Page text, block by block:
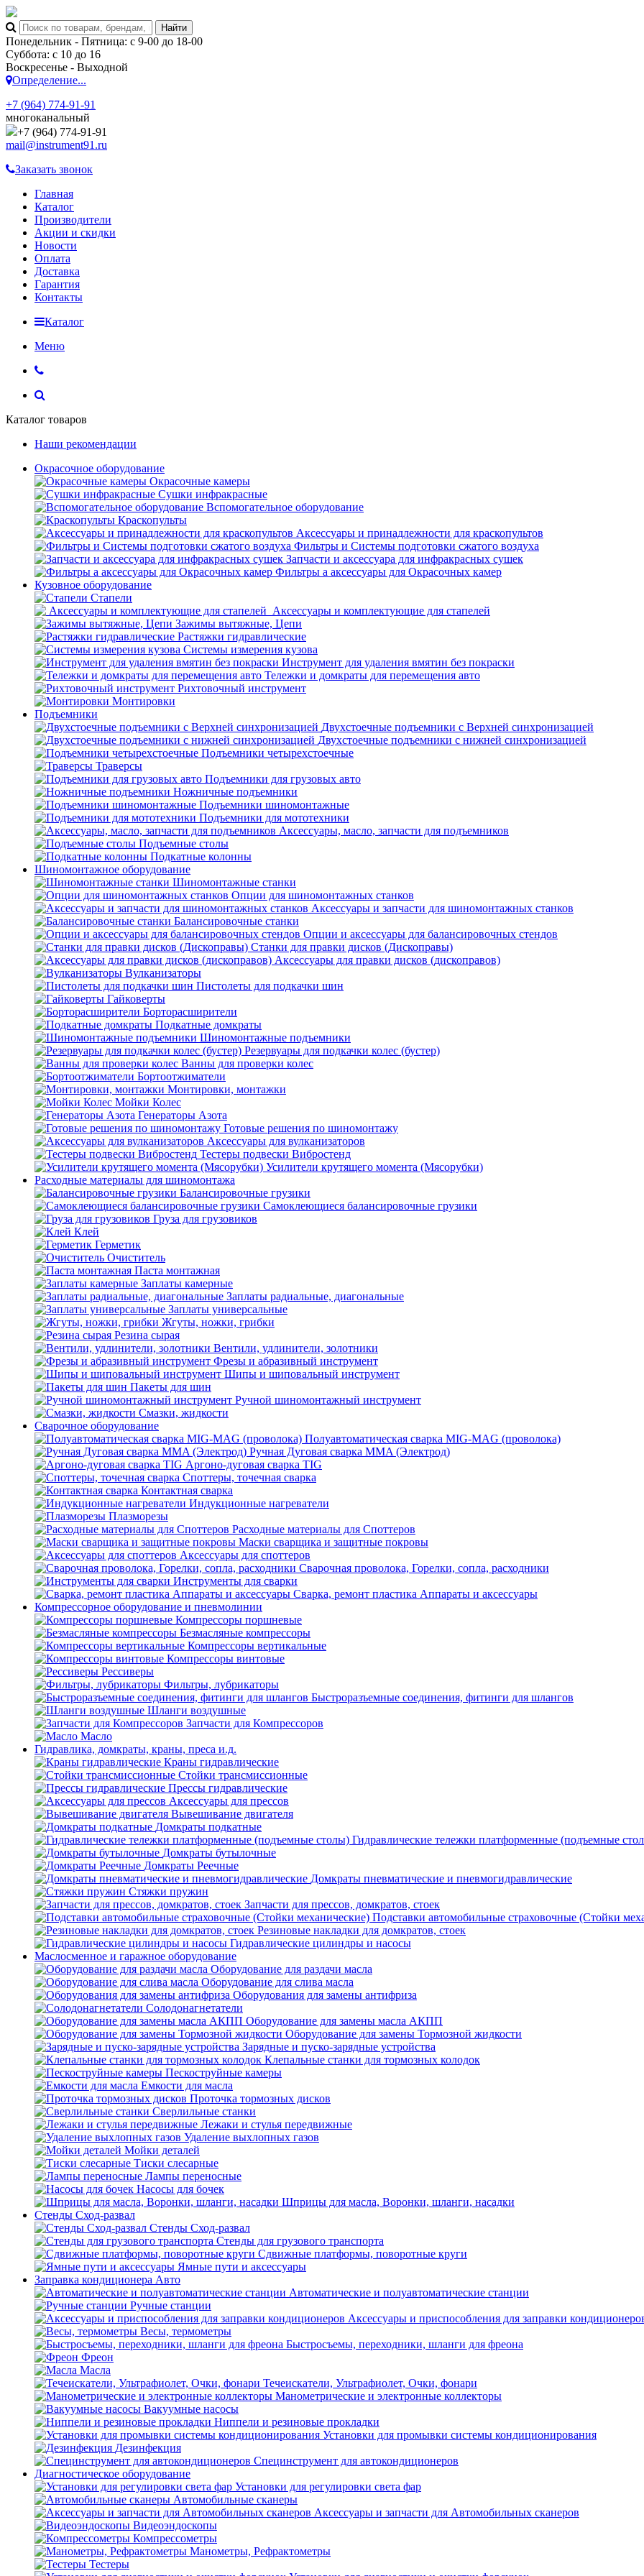
Понедельник - Пятница: с 9-00 до 18-00
Суббота: с 10 до 16
Воскресенье - Выходной
Определение...
+7 (964) 774-91-91
многоканальный
+7 (964) 774-91-91
mail@instrument91.ru
Заказать звонок
Главная
Каталог
Производители
Акции и скидки
Новости
Оплата
Доставка
Гарантия
Контакты
Каталог
Меню
Каталог товаров
Наши рекомендации
Окрасочное оборудование
Окрасочные камеры
Сушки инфракрасные
Вспомогательное оборудование
Краскопульты
Аксессуары и принадлежности для краскопультов
Фильтры и Системы подготовки сжатого воздуха
Запчасти и аксессуара для инфракрасных сушек
Фильтры а аксессуары для Окрасочных камер
Кузовное оборудование
Стапели
Аксессуары и комплектующие для стапелей
Зажимы вытяжные, Цепи
Растяжки гидравлические
Системы измерения кузова
Инструмент для удаления вмятин без покраски
Тележки и домкраты для перемещения авто
Рихтовочный инструмент
Монтировки
Подъемники
Двухстоечные подъемники с Верхней синхронизацией
Двухстоечные подъемники с нижней синхронизацией
Подъемники четырехстоечные
Траверсы
Подъемники для грузовых авто
Ножничные подъемники
Подъемники шиномонтажные
Подъемники для мототехники
Аксессуары, масло, запчасти для подъемников
Подъемные столы
Подкатные колонны
Шиномонтажное оборудование
Шиномонтажные станки
Опции для шиномонтажных станков
Аксессуары и запчасти для шиномонтажных станков
Балансировочные станки
Опции и аксессуары для балансировочных стендов
Станки для правки дисков (Дископравы)
Аксессуары для правки дисков (дископравов)
Вулканизаторы
Пистолеты для подкачки шин
Гайковерты
Борторасширители
Подкатные домкраты
Шиномонтажные подъемники
Резервуары для подкачки колес (бустер)
Ванны для проверки колес
Бортоотжиматели
Монтировки, монтажки
Мойки Колес
Генераторы Азота
Готовые решения по шиномонтажу
Аксессуары для вулканизаторов
Тестеры подвески Вибростенд
Усилители крутящего момента (Мясорубки)
Расходные материалы для шиномонтажа
Балансировочные грузики
Самоклеющиеся балансировочные грузики
Груза для грузовиков
Клей
Герметик
Очиститель
Паста монтажная
Заплаты камерные
Заплаты радиальные, диагональные
Заплаты универсальные
Жгуты, ножки, грибки
Резина сырая
Вентили, удлинители, золотники
Фрезы и абразивный инструмент
Шипы и шиповальный инструмент
Пакеты для шин
Ручной шиномонтажный инструмент
Смазки, жидкости
Сварочное оборудование
Полуавтоматическая сварка MIG-MAG (проволока)
Ручная Дуговая сварка MMA (Электрод)
Аргоно-дуговая сварка TIG
Споттеры, точечная сварка
Контактная сварка
Индукционные нагреватели
Плазморезы
Расходные материалы для Споттеров
Маски сварщика и защитные покровы
Аксессуары для споттеров
Сварочная проволока, Горелки, сопла, расходники
Инструменты для сварки
Сварка, ремонт пластика Аппараты и аксессуары
Компрессорное оборудование и пневмолинии
Компрессоры поршневые
Безмасляные компрессоры
Компрессоры вертикальные
Компрессоры винтовые
Рессиверы
Фильтры, лубрикаторы
Быстроразъемные соединения, фитинги для шлангов
Шланги воздушные
Запчасти для Компрессоров
Масло
Гидравлика, домкраты, краны, преса и.д.
Краны гидравлические
Стойки трансмиссионные
Прессы гидравлические
Аксессуары для прессов
Вывешивание двигателя
Домкраты подкатные
Гидравлические тележки платформенные (подъемные
Домкраты бутылочные
Домкраты Реечные
Домкраты пневматические и пневмогидравлические
Стяжки пружин
Запчасти для прессов, домкратов, стоек
Подставки автомобильные страховочные (Стойки
Резиновые накладки для домкратов, стоек
Гидравлические цилиндры и насосы
Маслосменное и гаражное оборудование
Оборудование для раздачи масла
Оборудование для слива масла
Оборудования для замены антифриза
Солодонагнетатели
Оборудование для замены масла АКПП
Оборудование для замены Тормозной жидкости
Зарядные и пуско-зарядные устройства
Клепальные станки для тормозных колодок
Пескоструйные камеры
Емкости для масла
Проточка тормозных дисков
Сверлильные станки
Лежаки и стулья передвижные
Удаление выхлопных газов
Мойки деталей
Тиски слесарные
Лампы переносные
Насосы для бочек
Шприцы для масла, Воронки, шланги, насадки
Стенды Сход-развал
Стенды Сход-развал
Стенды для грузового транспорта
Сдвижные платформы, поворотные круги
Ямные пути и аксессуары
Заправка кондиционера Авто
Автоматические и полуавтоматические станции
Ручные станции
Аксессуары и приспособления для заправки
Весы, термометры
Быстросъемы, переходники, шланги для фреона
Фреон
Масла
Течеискатели, Ультрафиолет, Очки, фонари
Манометрические и электронные коллекторы
Вакуумные насосы
Ниппели и резиновые прокладки
Установки для промывки системы кондиционирования
Дезинфекция
Специнструмент для автокондиционеров
Диагностическое оборудование
Установки для регулировки света фар
Автомобильные сканеры
Аксессуары и запчасти для Автомобильных сканеров
Видеоэндоскопы
Компрессометры
Манометры, Рефрактометры
Тестеры